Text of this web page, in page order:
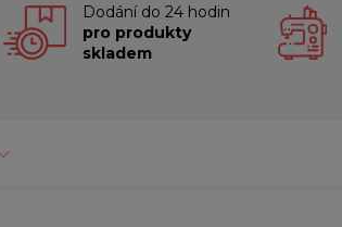
Dodání do 24 hodin
pro produkty
skladem